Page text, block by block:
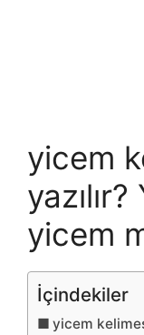
yicem
yazılır?
yicem
İçindekiler
yicem